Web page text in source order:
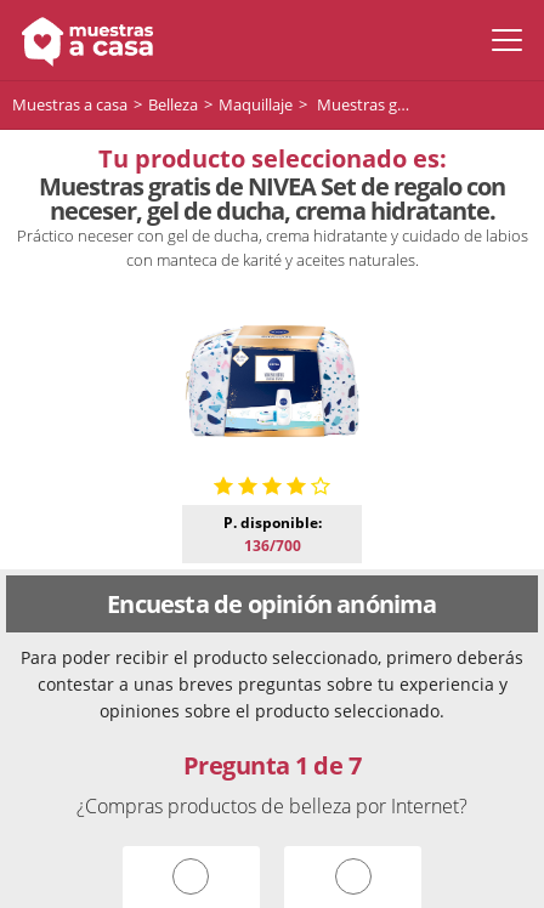
Muestras a casa Belleza Maquillaje Muestras gratis de NIVEA Set de regalo con neceser, gel de ducha, crema hidratante.
Tu producto seleccionado es:
Muestras gratis de NIVEA Set de regalo con
neceser, gel de ducha, crema hidratante.
Práctico neceser con gel de ducha, crema hidratante y cuidado de labios
con manteca de karité y aceites naturales.
P. disponible:
136/700
Encuesta de opinión anónima
Para poder recibir el producto seleccionado, primero deberás
contestar a unas breves preguntas sobre tu experiencia y
opiniones sobre el producto seleccionado.
Pregunta 1 de 7
¿Compras productos de belleza por Internet?